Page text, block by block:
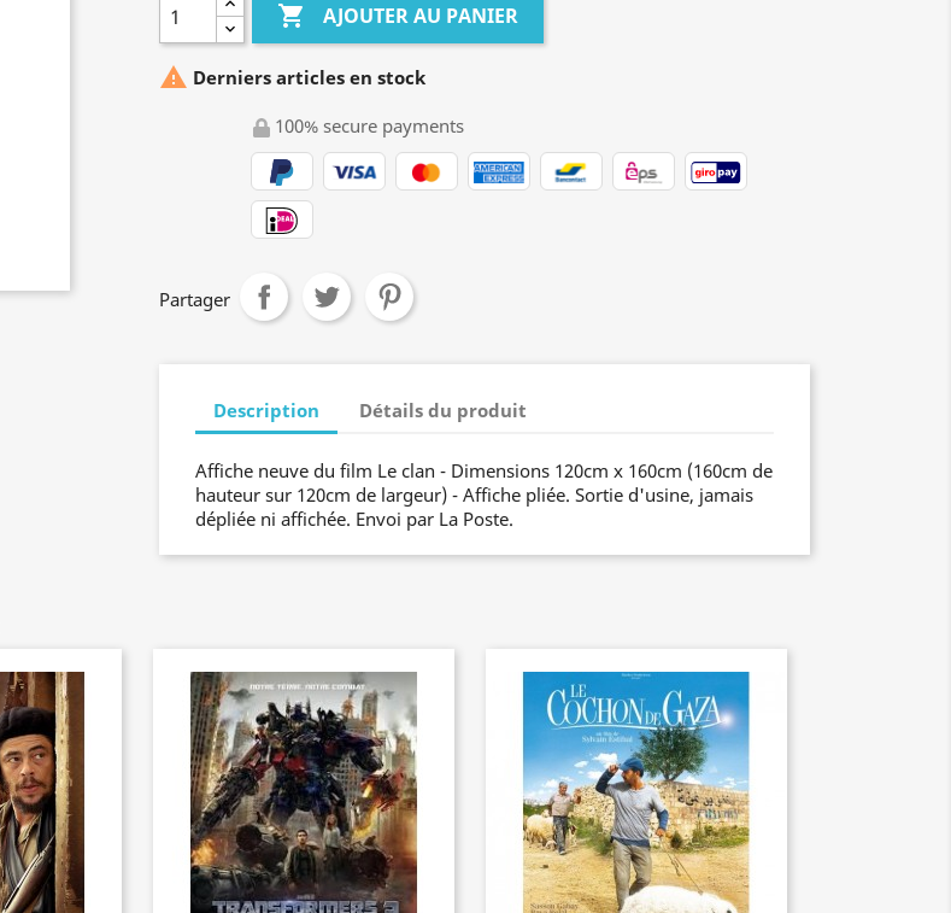
 AJOUTER AU PANIER
 Derniers articles en stock
100% secure payments
Partager
Description Détails du produit
Affiche neuve du film Le clan - Dimensions 120cm x 160cm (160cm de
hauteur sur 120cm de largeur) - Affiche pliée. Sortie d'usine, jamais
dépliée ni affichée. Envoi par La Poste.